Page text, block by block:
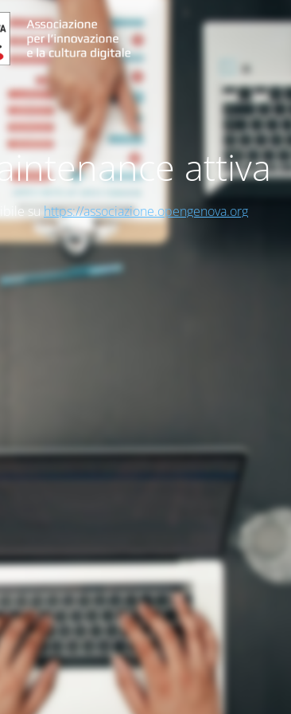
attiva
su https://associazione.opengenova.org